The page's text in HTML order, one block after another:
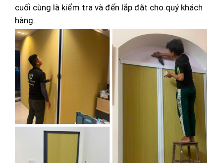
cuối cùng là kiểm tra và đến lắp đặt cho quý khách
hàng.